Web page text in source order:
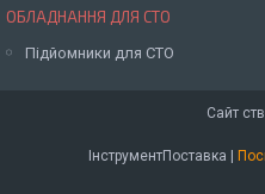
ОБЛАДНАННЯ ДЛЯ СТО
Підйомники для СТО
Сайт
ІнструментПоставка |